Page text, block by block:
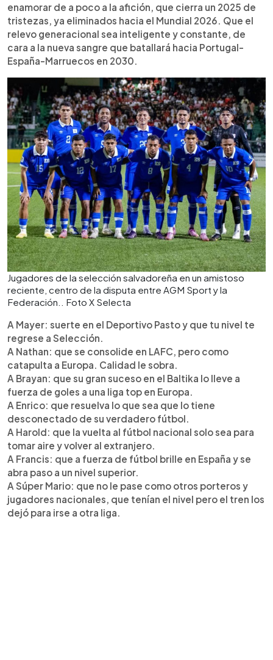
enamorar de a poco a la afición, que cierra un 2025 de
tristezas, ya eliminados hacia el Mundial 2026. Que el
relevo generacional sea inteligente y constante, de
cara a la nueva sangre que batallará hacia Portugal-
España-Marruecos en 2030.
Jugadores de la selección salvadoreña en un amistoso
reciente, centro de la disputa entre AGM Sport y la
Federación.. Foto X Selecta
A Mayer: suerte en el Deportivo Pasto y que tu nivel te
regrese a Selección.
A Nathan: que se consolide en LAFC, pero como
catapulta a Europa. Calidad le sobra.
A Brayan: que su gran suceso en el Baltika lo lleve a
fuerza de goles a una liga top en Europa.
A Enrico: que resuelva lo que sea que lo tiene
desconectado de su verdadero fútbol.
A Harold: que la vuelta al fútbol nacional solo sea para
tomar aire y volver al extranjero.
A Francis: que a fuerza de fútbol brille en España y se
abra paso a un nivel superior.
A Súper Mario: que no le pase como otros porteros y
jugadores nacionales, que tenían el nivel pero el tren los
dejó para irse a otra liga.